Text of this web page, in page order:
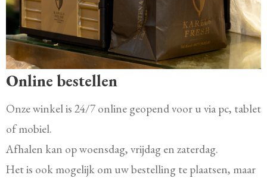
Online bestellen
Onze winkel is 24/7 online geopend voor u via pc, tablet
of mobiel.
Afhalen kan op woensdag, vrijdag en zaterdag.
Het is ook mogelijk om uw bestelling te plaatsen, maar